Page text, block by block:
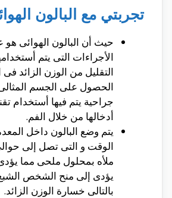
تجربتي مع البالون
حيث أن البالون الهوائى هو
الأجراءات التى يتم
التقليل من الوزن الزائد
الحصول على الجسم
جراحية يتم فيها أستخدام
أدخالها من خلال الفم.
يتم وضع البالون داخل
ملأه بمحلول ملحى مما
يؤدى إلى منح الشخص
بالتالى خسارة الوزن الزائد.